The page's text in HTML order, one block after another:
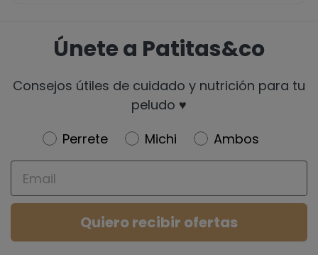
Únete a Patitas&co
Consejos útiles de cuidado y nutrición para tu
peludo ♥️
Newsletter
Perrete Michi
Ambos
Email
Quiero recibir ofertas